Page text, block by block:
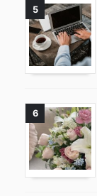
5
6